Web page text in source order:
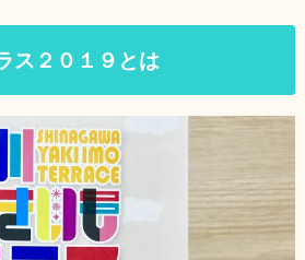
ス２０１９とは